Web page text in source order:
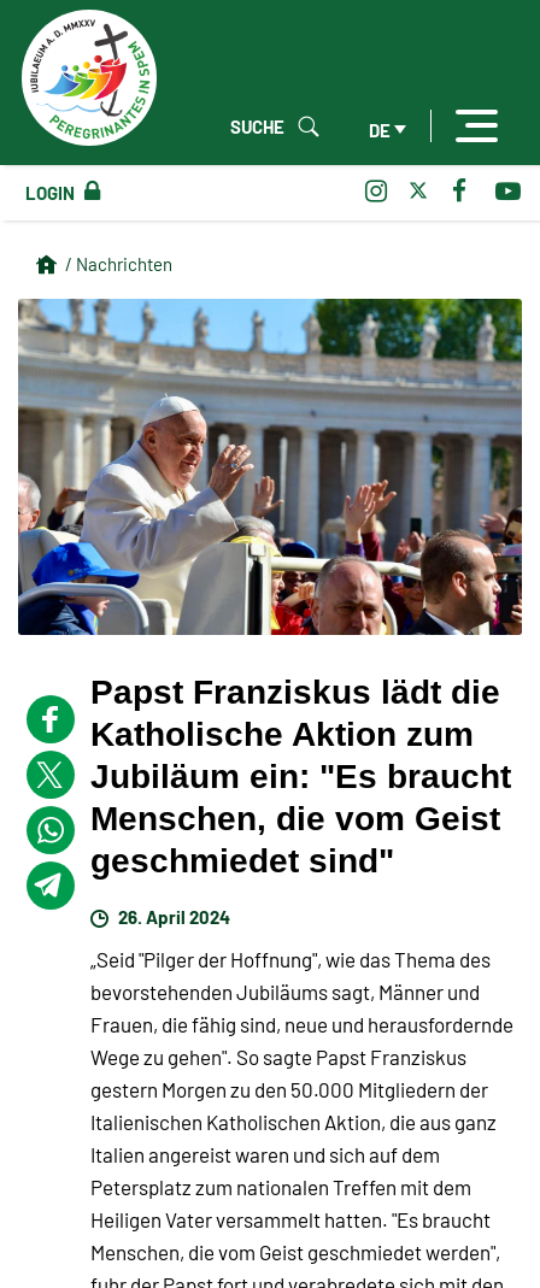
DE
SUCHE
LOGIN
/ Nachrichten
Papst Franziskus lädt die
Katholische Aktion zum
Jubiläum ein: "Es braucht
Menschen, die vom Geist
geschmiedet sind"
26. April 2024
„Seid "Pilger der Hoffnung", wie das Thema des
bevorstehenden Jubiläums sagt, Männer und
Frauen, die fähig sind, neue und herausfordernde
Wege zu gehen". So sagte Papst Franziskus
gestern Morgen zu den 50.000 Mitgliedern der
Italienischen Katholischen Aktion, die aus ganz
Italien angereist waren und sich auf dem
Petersplatz zum nationalen Treffen mit dem
Heiligen Vater versammelt hatten. "Es braucht
Menschen, die vom Geist geschmiedet werden",